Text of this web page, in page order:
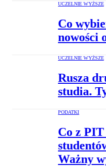
UCZELNIE WYŻSZE
Co
nowości
UCZELNIE WYŻSZE
Rusza
studia.
PODATKI
Co z
Ważny